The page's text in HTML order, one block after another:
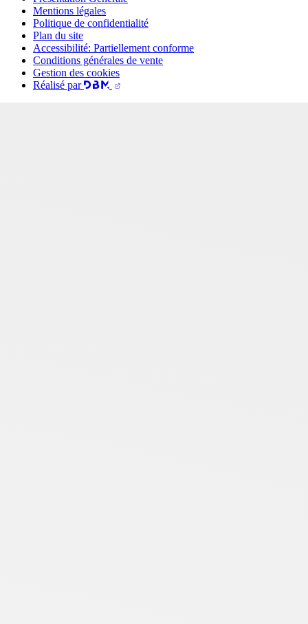
Mentions légales
Politique de confidentialité
Plan du site
Accessibilité: Partiellement conforme
Conditions générales de vente
Gestion des cookies
Réalisé par